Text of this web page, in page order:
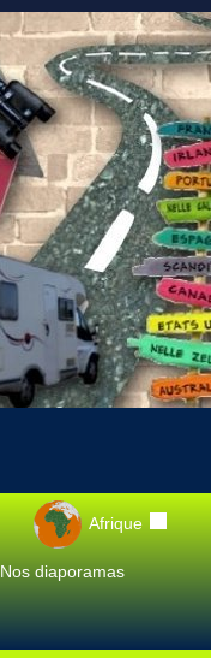
Afrique
Nos diaporamas